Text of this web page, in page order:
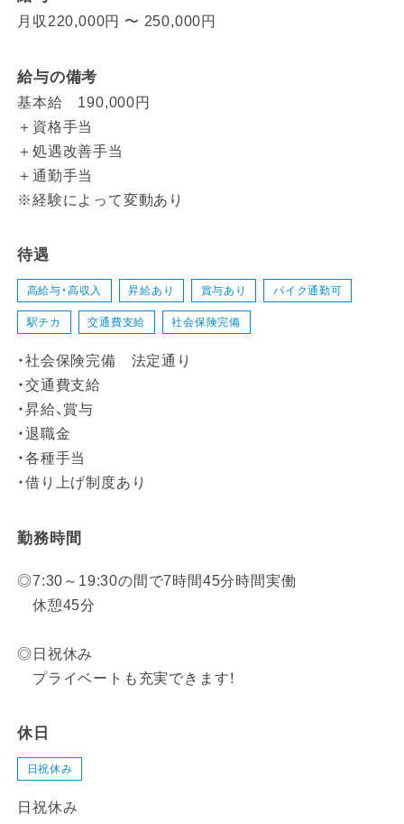
月収220,000円 〜 250,000円
給与の備考
基本給 190,000円
＋資格手当
＋処遇改善手当
＋通勤手当
※経験によって変動あり
待遇
高給与・高収入 昇給あり 賞与あり バイク通勤可
駅チカ 交通費支給 社会保険完備
・社会保険完備 法定通り
・交通費支給
・昇給、賞与
・退職金
・各種手当
・借り上げ制度あり
勤務時間
◎7:30～19:30の間で7時間45分時間実働
休憩45分
◎日祝休み
プライベートも充実できます！
休日
日祝休み
日祝休み